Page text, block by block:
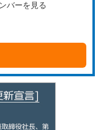
バーを見る